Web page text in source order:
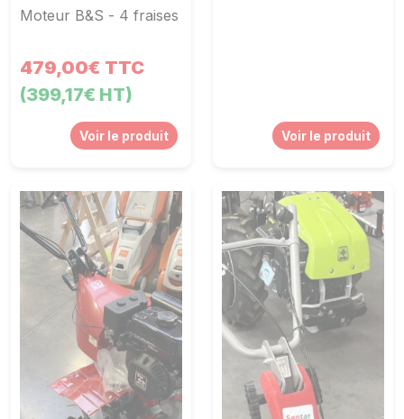
Moteur B&S - 4 fraises
479,00€ TTC
(399,17€ HT)
Voir le produit Voir le produit